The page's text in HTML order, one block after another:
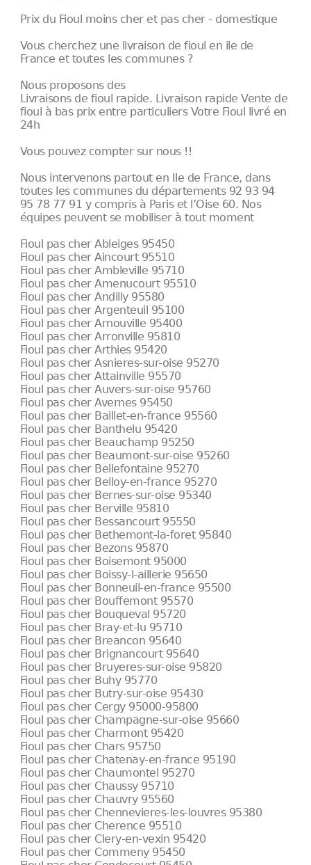
Prix du Fioul moins cher et pas cher - domestique
Vous cherchez une livraison de fioul en ile de
France et toutes les communes ?
Nous proposons des
Livraisons de fioul rapide. Livraison rapide Vente de
fioul à bas prix entre particuliers Votre Fioul livré en
24h
Vous pouvez compter sur nous !!
Nous intervenons partout en Ile de France, dans
toutes les communes du départements 92 93 94
95 78 77 91 y compris à Paris et l’Oise 60. Nos
équipes peuvent se mobiliser à tout moment
Fioul pas cher Ableiges 95450
Fioul pas cher Aincourt 95510
Fioul pas cher Ambleville 95710
Fioul pas cher Amenucourt 95510
Fioul pas cher Andilly 95580
Fioul pas cher Argenteuil 95100
Fioul pas cher Arnouville 95400
Fioul pas cher Arronville 95810
Fioul pas cher Arthies 95420
Fioul pas cher Asnieres-sur-oise 95270
Fioul pas cher Attainville 95570
Fioul pas cher Auvers-sur-oise 95760
Fioul pas cher Avernes 95450
Fioul pas cher Baillet-en-france 95560
Fioul pas cher Banthelu 95420
Fioul pas cher Beauchamp 95250
Fioul pas cher Beaumont-sur-oise 95260
Fioul pas cher Bellefontaine 95270
Fioul pas cher Belloy-en-france 95270
Fioul pas cher Bernes-sur-oise 95340
Fioul pas cher Berville 95810
Fioul pas cher Bessancourt 95550
Fioul pas cher Bethemont-la-foret 95840
Fioul pas cher Bezons 95870
Fioul pas cher Boisemont 95000
Fioul pas cher Boissy-l-aillerie 95650
Fioul pas cher Bonneuil-en-france 95500
Fioul pas cher Bouffemont 95570
Fioul pas cher Bouqueval 95720
Fioul pas cher Bray-et-lu 95710
Fioul pas cher Breancon 95640
Fioul pas cher Brignancourt 95640
Fioul pas cher Bruyeres-sur-oise 95820
Fioul pas cher Buhy 95770
Fioul pas cher Butry-sur-oise 95430
Fioul pas cher Cergy 95000-95800
Fioul pas cher Champagne-sur-oise 95660
Fioul pas cher Charmont 95420
Fioul pas cher Chars 95750
Fioul pas cher Chatenay-en-france 95190
Fioul pas cher Chaumontel 95270
Fioul pas cher Chaussy 95710
Fioul pas cher Chauvry 95560
Fioul pas cher Chennevieres-les-louvres 95380
Fioul pas cher Cherence 95510
Fioul pas cher Clery-en-vexin 95420
Fioul pas cher Commeny 95450